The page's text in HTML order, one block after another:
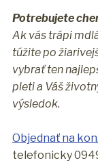
Potrebujete
Ak vás trápi
túžite po
vybrať ten
pleti a Váš
výsledok.
Objednať na
telefonicky